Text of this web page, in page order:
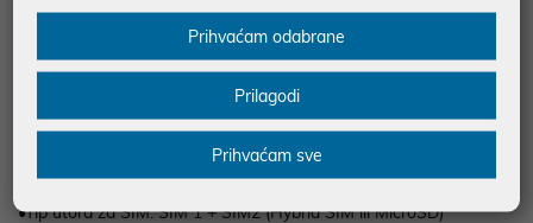
•Prednja kamera: 12MP
•Memorija: Veličina radne memorije (RAM-a GB): 6GB
•Veličina interne memorije za pohranu: 128GB
•Baterija: Kapacitet baterije (mAh, tipično): 5000
•Uklonjiva: Ne
•Mreža: Broj SIM kartica: Dual-SIM
•Veličina SIM kartice: Nano-SIM (4FF)
•Tip utora za SIM: SIM 1 + SIM2 (Hybrid SIM ili MicroSD)
Prihvaćam odabrane
Prilagodi
Prihvaćam sve